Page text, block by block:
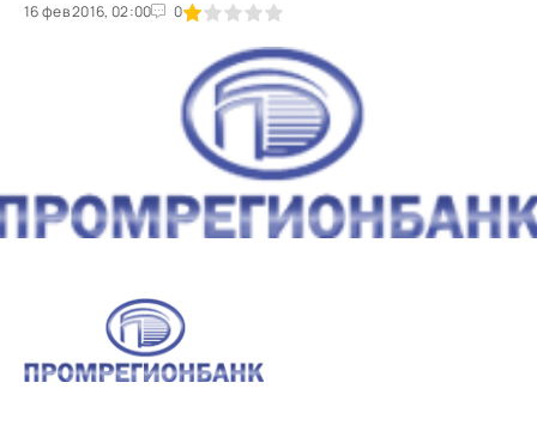
16 фев 2016, 02:00 0
1 2 3 4 5